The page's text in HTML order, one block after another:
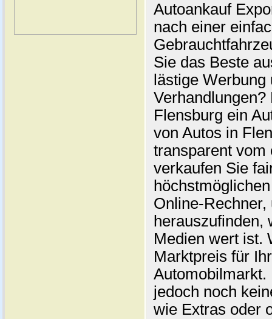
Autoankauf
nach einer
Sie das Beste
lästige
Flensburg ein
von Autos in
transparent vom
verkaufen Sie
Online-
herauszufinden,
Medien wert ist.
Marktpreis für
jedoch noch
wie Extras oder